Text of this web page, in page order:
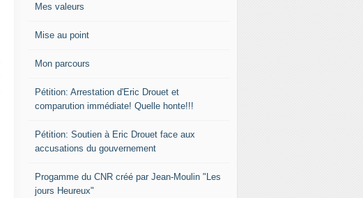
Mes valeurs
Mise au point
Mon parcours
Pétition: Arrestation d'Eric Drouet et
comparution immédiate! Quelle honte!!!
Pétition: Soutien à Eric Drouet face aux
accusations du gouvernement
Progamme du CNR créé par Jean-Moulin "Les
jours Heureux"